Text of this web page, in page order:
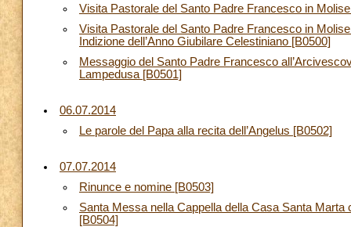
Visita Pastorale del Santo Padre Francesco in
Visita Pastorale del Santo Padre Francesco in
Indizione dell’Anno Giubilare Celestiniano [B0500]
Messaggio del Santo Padre Francesco
Lampedusa [B0501]
06.07.2014
Le parole del Papa alla recita dell’Angelus [B0502]
07.07.2014
Rinunce e nomine [B0503]
Santa Messa nella Cappella della Casa Santa
[B0504]